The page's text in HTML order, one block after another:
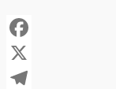
Facebook
X